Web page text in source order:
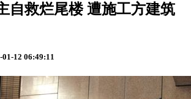
自救烂尾楼 遭施工方建筑
12 06:49:11